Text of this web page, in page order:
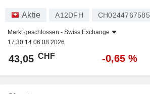
Aktie A12DFH CH0244767585
Markt geschlossen - Swiss Exchange
17:30:14 06.08.2026
43,05 CHF -0,65 %